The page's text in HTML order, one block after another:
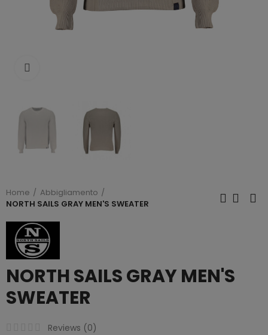
Home
Abbigliamento
NORTH SAILS GRAY MEN'S SWEATER
NORTH SAILS GRAY MEN'S
SWEATER
Reviews (0)